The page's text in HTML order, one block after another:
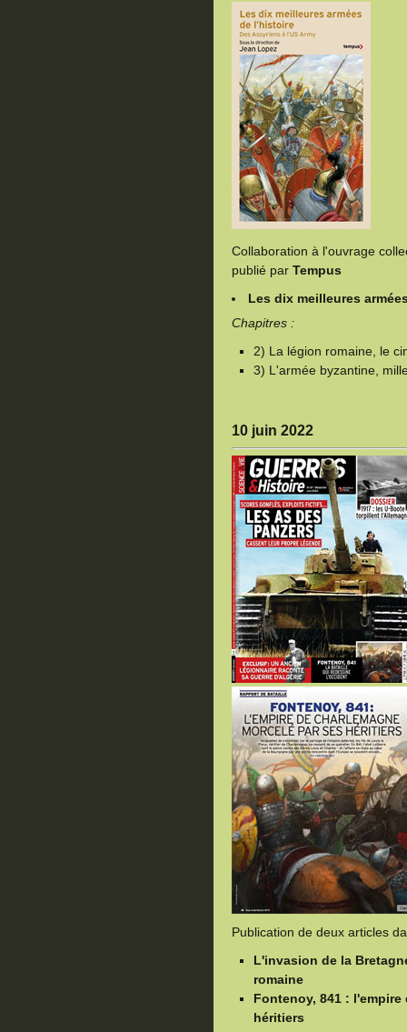
Collaboration à l'ouvrage
publié par Tempus
Les dix meilleures
Chapitres :
2) La légion romaine, le
3) L'armée byzantine,
10 juin 2022
Publication de deux articles
L'invasion de la
romaine
Fontenoy, 841 : l'empire
héritiers